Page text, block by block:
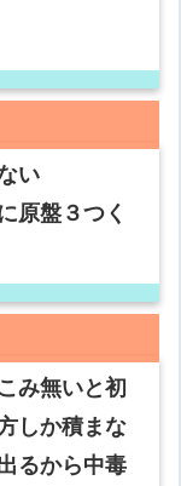
い
原盤３つく
み無いと初
しか積まな
るから中毒